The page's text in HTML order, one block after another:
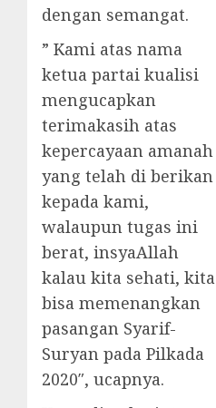
dengan semangat.
” Kami atas nama
ketua partai kualisi
mengucapkan
terimakasih atas
kepercayaan amanah
yang telah di berikan
kepada kami,
walaupun tugas ini
berat, insyaAllah
kalau kita sehati, kita
bisa memenangkan
pasangan Syarif-
Suryan pada Pilkada
2020″, ucapnya.